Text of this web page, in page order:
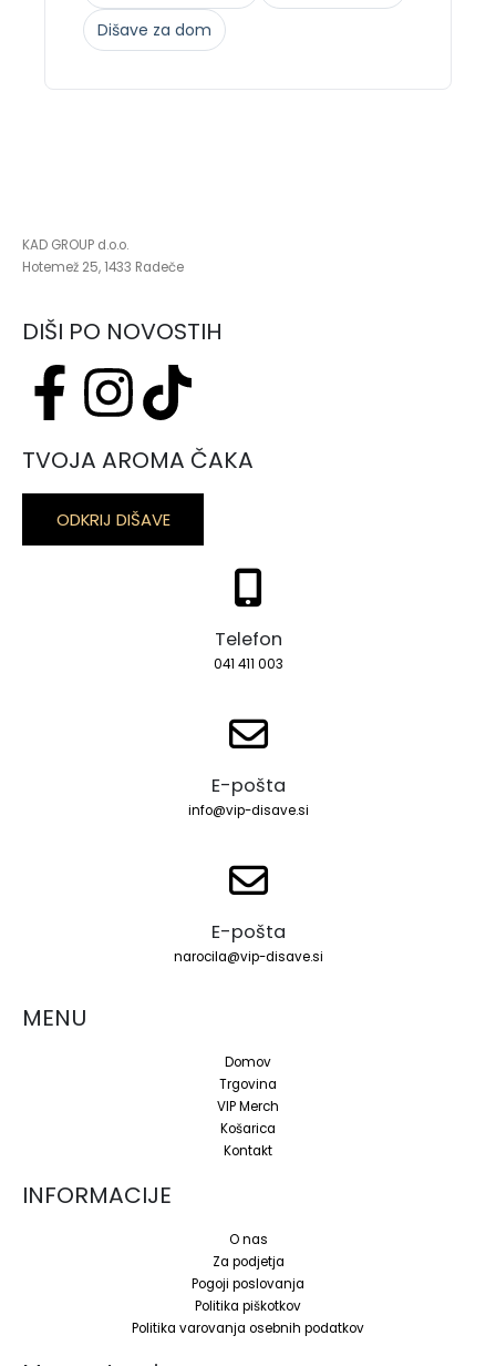
Dišave za dom
KAD GROUP d.o.o.
Hotemež 25, 1433 Radeče
DIŠI PO NOVOSTIH
TVOJA AROMA ČAKA
ODKRIJ DIŠAVE
Telefon
041 411 003
E-pošta
info@vip-disave.si
E-pošta
narocila@vip-disave.si
MENU
Domov
Trgovina
VIP Merch
Košarica
Kontakt
INFORMACIJE
O nas
Za podjetja
Pogoji poslovanja
Politika piškotkov
Politika varovanja osebnih podatkov